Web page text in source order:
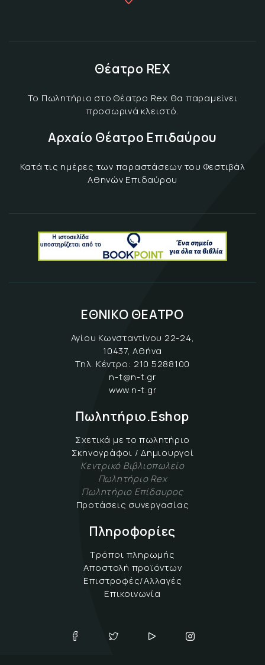
Θέατρο REX
Το Πωλητήριο στο Θέατρο Rex θα παραμείνει
προσωρινά κλειστό.
Αρχαίο Θέατρο Επιδαύρου
Κατά τις ημέρες των παραστάσεων του Φεστιβάλ
Αθηνών Επιδαύρου
ΕΘΝΙΚΟ ΘΕΑΤΡΟ
Αγίου Κωνσταντίνου 22-24,
10437, Αθήνα
Τηλ. Κέντρο: 210 5288100
n-t@n-t.gr
www.n-t.gr
Πωλητήριο.Eshop
Σχετικά με το πωλητήριο
Σκηνογράφοι / Δημιουργοί
Κεντρικό Βιβλιοπωλείο
Πωλητήριο Rex
Πωλητήριο Επίδαυρος
Προτάσεις συνεργασίας
Πληροφορίες
Τρόποι πληρωμής
Αποστολή προϊόντων
Επιστροφές/Αλλαγές
Επικοινωνία